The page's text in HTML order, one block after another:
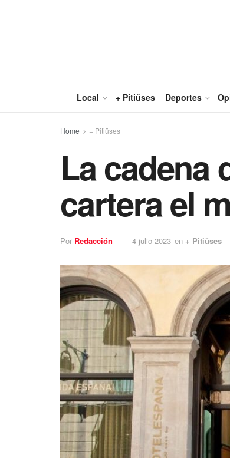
Local + Pitiüses Deportes
Home + Pitiüses
La cadena
cartera el
Por Redacción 4 julio 2023 en + Pitiüses